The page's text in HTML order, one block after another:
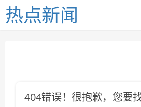
热点新闻
404错误！很抱歉，您要